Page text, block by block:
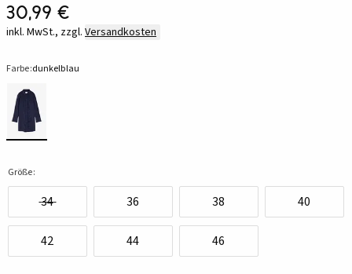
30,99 €
inkl. MwSt., zzgl. Versandkosten
Farbe:dunkelblau
Größe:
34 36 38 40
42 44 46